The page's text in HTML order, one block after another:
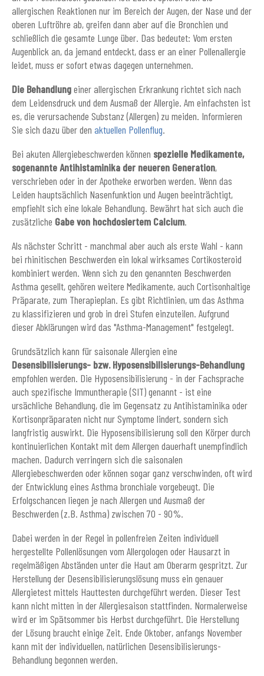
allergischen Reaktionen nur im Bereich der Augen, der Nase und der
oberen Luftröhre ab, greifen dann aber auf die Bronchien und
schließlich die gesamte Lunge über. Das bedeutet: Vom ersten
Augenblick an, da jemand entdeckt, dass er an einer Pollenallergie
leidet, muss er sofort etwas dagegen unternehmen.
Die Behandlungeiner allergischen Erkrankung richtet sich nach
dem Leidensdruck und dem Ausmaß der Allergie. Am einfachsten ist
es, die verursachende Substanz (Allergen) zu meiden. Informieren
Sie sich dazu über den aktuellen Pollenflug.
Bei akuten Allergiebeschwerden können spezielle Medikamente,
sogenannte Antihistaminika der neueren Generation,
verschrieben oder in der Apotheke erworben werden. Wenn das
Leiden hauptsächlich Nasenfunktion und Augen beeinträchtigt,
empfiehlt sich eine lokale Behandlung. Bewährt hat sich auch die
zusätzliche Gabe von hochdosiertem Calcium.
Als nächster Schritt - manchmal aber auch als erste Wahl - kann
bei rhinitischen Beschwerden ein lokal wirksames Cortikosteroid
kombiniert werden. Wenn sich zu den genannten Beschwerden
Asthma gesellt, gehören weitere Medikamente, auch Cortisonhaltige
Präparate, zum Therapieplan. Es gibt Richtlinien, um das Asthma
zu klassifizieren und grob in drei Stufen einzuteilen. Aufgrund
dieser Abklärungen wird das "Asthma-Management" festgelegt.
Grundsätzlich kann für saisonale Allergien eine
Desensibilisierungs- bzw. Hyposensibilisierungs-Behandlung
empfohlen werden. Die Hyposensibilisierung - in der Fachsprache
auch spezifische Immuntherapie (SIT) genannt - ist eine
ursächliche Behandlung, die im Gegensatz zu Antihistaminika oder
Kortisonpräparaten nicht nur Symptome lindert, sondern sich
langfristig auswirkt. Die Hyposensibilisierung soll den Körper durch
kontinuierlichen Kontakt mit dem Allergen dauerhaft unempfindlich
machen. Dadurch verringern sich die saisonalen
Allergiebeschwerden oder können sogar ganz verschwinden, oft wird
der Entwicklung eines Asthma bronchiale vorgebeugt. Die
Erfolgschancen liegen je nach Allergen und Ausmaß der
Beschwerden (z.B. Asthma) zwischen 70 - 90%.
Dabei werden in der Regel in pollenfreien Zeiten individuell
hergestellte Pollenlösungen vom Allergologen oder Hausarzt in
regelmäßigen Abständen unter die Haut am Oberarm gespritzt. Zur
Herstellung der Desensibilisierungslösung muss ein genauer
Allergietest mittels Hauttesten durchgeführt werden. Dieser Test
kann nicht mitten in der Allergiesaison stattfinden. Normalerweise
wird er im Spätsommer bis Herbst durchgeführt. Die Herstellung
der Lösung braucht einige Zeit. Ende Oktober, anfangs November
kann mit der individuellen, natürlichen Desensibilisierungs-
Behandlung begonnen werden.